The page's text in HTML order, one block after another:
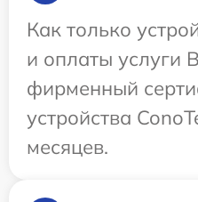
Как только
и оплаты услуги
фирменный
устройства
месяцев.